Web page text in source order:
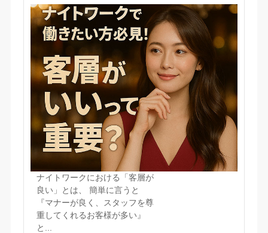
ナイトワークにおける「客層が
良い」とは、 簡単に言うと
『マナーが良く、スタッフを尊
重してくれるお客様が多い』
と...